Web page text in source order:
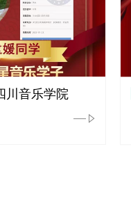
川音乐学院